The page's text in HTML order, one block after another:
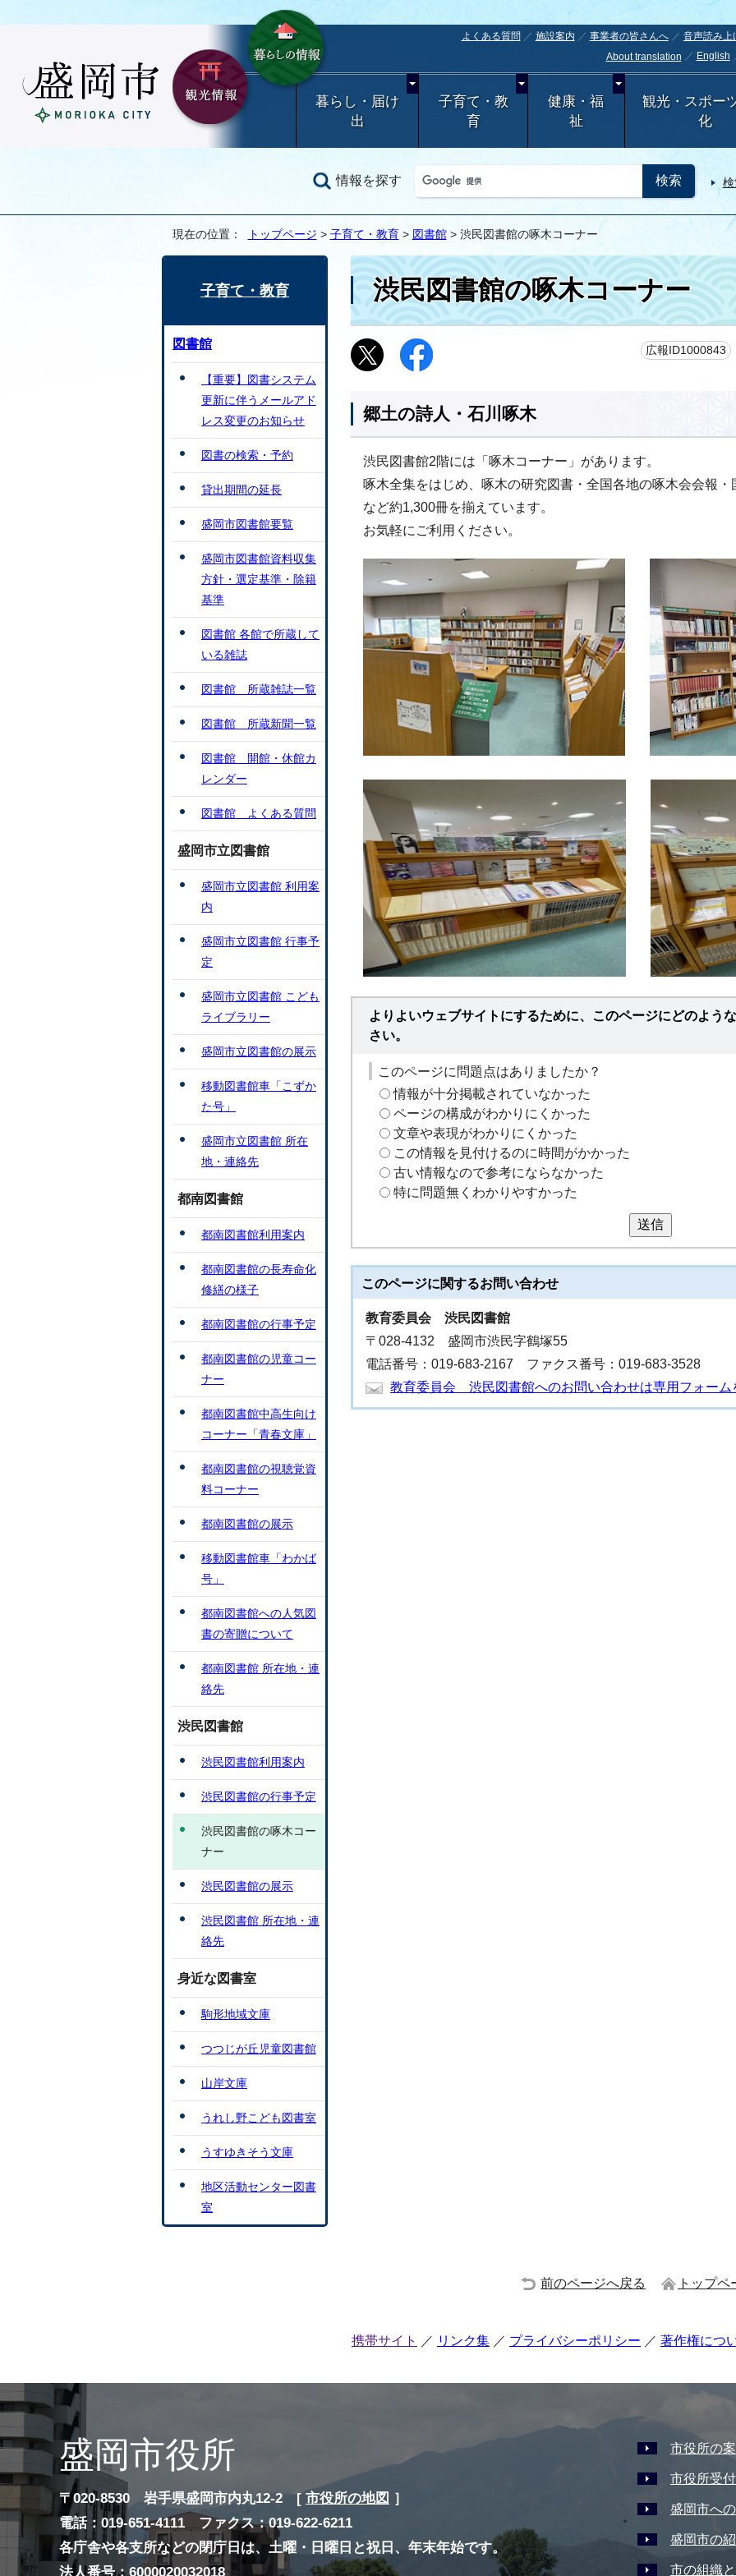
よくある質問 施設案内 事業者の皆さんへ 音声読み上
About translation
English
暮らし・届け
出
子育て・教
育
健康・福
祉
観光・スポー
化
情報を探す
現在の位置： トップページ > 子育て・教育> 図書館> 渋民図書館の啄木コーナー
渋民図書館の啄木コーナー
広報ID1000843
郷土の詩人・石川啄木
渋民図書館2階には「啄木コーナー」があります。
啄木全集をはじめ、啄木の研究図書・全国各地の啄木会会報
など約1,300冊を揃えています。
お気軽にご利用ください。
よりよいウェブサイトにするために、このページにどのよう
さい。
このページに問題点はありましたか？
情報が十分掲載されていなかった
ページの構成がわかりにくかった
文章や表現がわかりにくかった
この情報を見付けるのに時間がかかった
古い情報なので参考にならなかった
特に問題無くわかりやすかった
送信
このページに関するお問い合わせ
教育委員会 渋民図書館
〒028-4132 盛岡市渋民字鶴塚55
電話番号：019-683-2167 ファクス番号：019-683-3528
教育委員会 渋民図書館へのお問い合わせは専用フォーム
子育て・教育
図書館
【重要】図書システム
更新に伴うメールアド
レス変更のお知らせ
図書の検索・予約
貸出期間の延長
盛岡市図書館要覧
盛岡市図書館資料収集
方針・選定基準・除籍
基準
図書館 各館で所蔵して
いる雑誌
図書館 所蔵雑誌一覧
図書館 所蔵新聞一覧
図書館 開館・休館カ
レンダー
図書館 よくある質問
盛岡市立図書館
盛岡市立図書館 利用案
内
盛岡市立図書館 行事予
定
盛岡市立図書館 こども
ライブラリー
盛岡市立図書館の展示
移動図書館車「こずか
た号」
盛岡市立図書館 所在
地・連絡先
都南図書館
都南図書館利用案内
都南図書館の長寿命化
修繕の様子
都南図書館の行事予定
都南図書館の児童コー
ナー
都南図書館中高生向け
コーナー「青春文庫」
都南図書館の視聴覚資
料コーナー
都南図書館の展示
移動図書館車「わかば
号」
都南図書館への人気図
書の寄贈について
都南図書館 所在地・連
絡先
渋民図書館
渋民図書館利用案内
渋民図書館の行事予定
渋民図書館の啄木コー
ナー
渋民図書館の展示
渋民図書館 所在地・連
絡先
身近な図書室
駒形地域文庫
つつじが丘児童図書館
山岸文庫
うれし野こども図書室
うすゆきそう文庫
地区活動センター図書
室
前のページへ戻る トップペ
携帯サイト リンク集 プライバシーポリシー 著作権につ
盛岡市役所
〒020-8530 岩手県盛岡市内丸12-2 [ 市役所の地図 ］
電話：019-651-4111 ファクス：019-622-6211
各庁舎や各支所などの閉庁日は、土曜・日曜日と祝日、年末年始です。
法人番号：6000020032018
市役所の
市役所受
盛岡市へ
盛岡市の
市の組織